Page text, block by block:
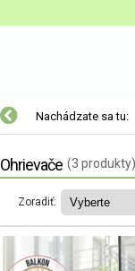
Nachádzate sa tu:
Ohrievače (3 produkty)
Zoradiť: